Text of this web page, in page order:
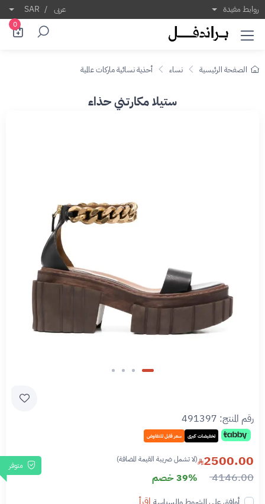
روابط مفيدة عربى /
SAR
0
الصفحة الرئيسية نساء أحذية نسائية ماركات عالمية
ستيلا مكارتني حذاء
رقم المنتج: 491397
تخفيضات كبرى سعر قابل للتفاوض
متوفر 2500.00 (لا تشمل ضريبة القيمة المضافة)
4146.00 39% خصم